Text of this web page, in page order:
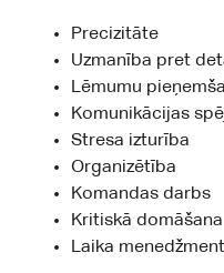
Precizitāte
Uzmanība pret
Lēmumu
Komunikācijas
Stresa izturība
Organizētība
Komandas darbs
Kritiskā domāšana
Laika